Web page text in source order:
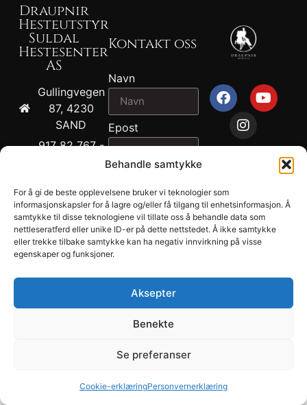
Behandle samtykke
For å gi de beste opplevelsene bruker vi teknologier som
informasjonskapsler for å lagre og/eller få tilgang til enhetsinformasjon. Å
samtykke til disse teknologiene vil tillate oss å behandle data som
nettleseratferd eller unike ID-er på dette nettstedet. Å ikke samtykke
eller trekke tilbake samtykke kan ha negativ innvirkning på visse
egenskaper og funksjoner.
Aksepter
Benekte
Se preferanser
Cookie-erklæringPersonvernerklæring
Draupnir
Hesteutstyr
Suldal
Hestesenter
AS
Gullingvegen
87, 4230
SAND
917 82 767 -
Ness
902 04 694 -
Tonje Lund
Ness
893 555 MVA
Suldal
Hestesenter
AS.
Salgsbetingelser
Kontakt oss
Navn
Epost
Utviklet av Annec Design